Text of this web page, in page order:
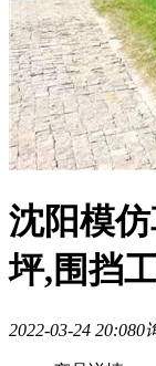
沈阳模
坪,围挡
2022-03-24 20:080